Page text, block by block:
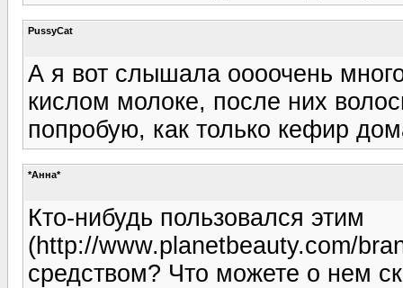
PussyCat
А я вот слышала оооочень
кислом молоке, после них
попробую, как только кефир
*Анна*
Кто-нибудь пользовался этим
(http://www.planetbeauty.com/
средством? Что можете о нем